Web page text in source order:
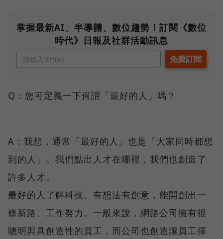
掌握最新AI、半導體、數位趨勢！訂閱《數位
時代》日報及社群活動訊息
Q：您可定義一下何謂「最好的人」嗎？
A：我想，通常「最好的人」也是「大家同時都想
到的人」。我們點出人才在哪裡，我們也創造了
許多人才。
最好的人了解科技、有想法有創意，能開創出一
條新路、工作努力。一般來說，網路公司擁有很
聰明與具創造性的員工，而公司也創造讓員工揮